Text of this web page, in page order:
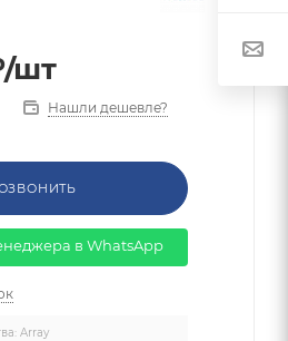
/шт
Нашли дешевле?
в WhatsApp
Array